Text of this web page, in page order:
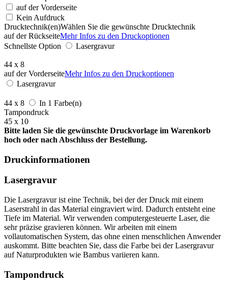
auf der Vorderseite
Kein Aufdruck
Drucktechnik(en)Wählen Sie die gewünschte Drucktechnik
auf der RückseiteMehr Infos zu den Druckoptionen
Schnellste Option
Lasergravur
44 x 8
auf der VorderseiteMehr Infos zu den Druckoptionen
Lasergravur
44 x 8
In 1 Farbe(n)
Tampondruck
45 x 10
Bitte laden Sie die gewünschte Druckvorlage im Warenkorb
hoch oder nach Abschluss der Bestellung.
Druckinformationen
Lasergravur
Die Lasergravur ist eine Technik, bei der der Druck mit einem
Laserstrahl in das Material eingraviert wird. Dadurch entsteht eine
Tiefe im Material. Wir verwenden computergesteuerte Laser, die
sehr präzise gravieren können. Wir arbeiten mit einem
vollautomatischen System, das ohne einen menschlichen Anwender
auskommt. Bitte beachten Sie, dass die Farbe bei der Lasergravur
auf Naturprodukten wie Bambus variieren kann.
Tampondruck